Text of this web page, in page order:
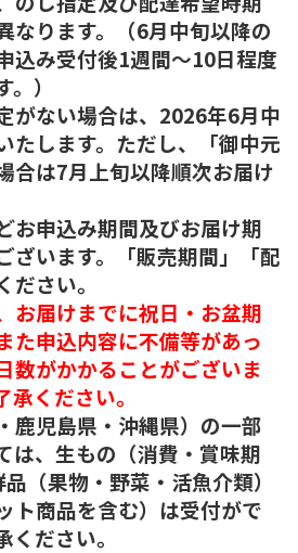
なります。（6月中旬以降の
込み受付後1週間～10日程度
）
がない場合は、2026年6月中
たします。ただし、「御中元
合は7月上旬以降順次お届け
お申込み期間及びお届け期
ざいます。「販売期間」「配
さい。
お届けまでに祝日・お盆期
た申込内容に不備等があっ
数がかかることがございま
ください。
鹿児島県・沖縄県）の一部
は、生もの（消費・賞味期
（果物・野菜・活魚介類）
ト商品を含む）は受付がで
ださい。